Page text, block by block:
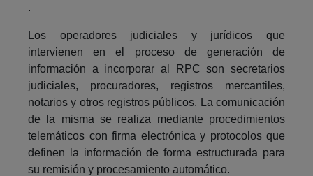
.
Los operadores judiciales y jurídicos que
intervienen en el proceso de generación de
información a incorporar al RPC son secretarios
judiciales, procuradores, registros mercantiles,
notarios y otros registros públicos. La comunicación
de la misma se realiza mediante procedimientos
telemáticos con firma electrónica y protocolos que
definen la información de forma estructurada para
su remisión y procesamiento automático.